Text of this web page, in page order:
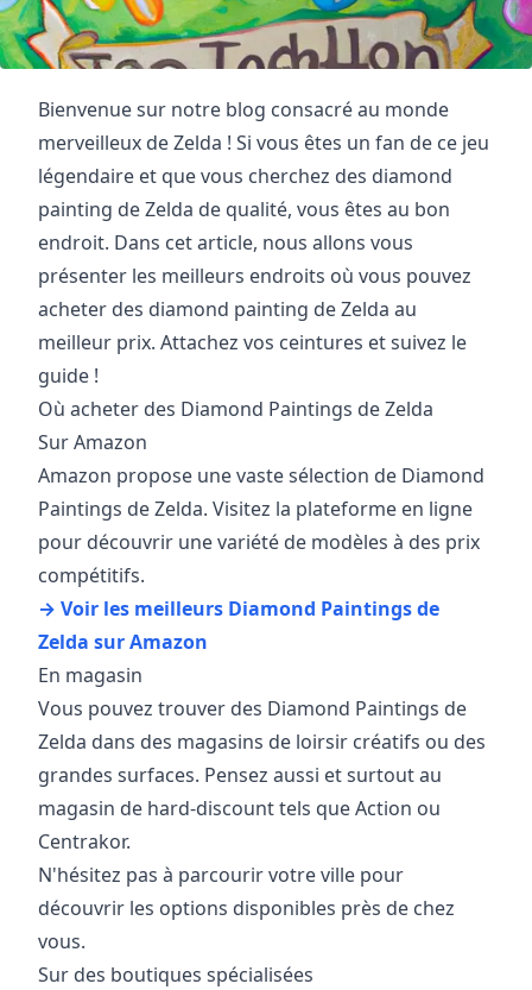
Bienvenue sur notre blog consacré au monde
merveilleux de Zelda ! Si vous êtes un fan de ce jeu
légendaire et que vous cherchez des diamond
painting de Zelda de qualité, vous êtes au bon
endroit. Dans cet article, nous allons vous
présenter les meilleurs endroits où vous pouvez
acheter des diamond painting de Zelda au
meilleur prix. Attachez vos ceintures et suivez le
guide !
Où acheter des Diamond Paintings de Zelda
Sur Amazon
Amazon propose une vaste sélection de Diamond
Paintings de Zelda. Visitez la plateforme en ligne
pour découvrir une variété de modèles à des prix
compétitifs.
→ Voir les meilleurs Diamond Paintings de
Zelda sur Amazon
En magasin
Vous pouvez trouver des Diamond Paintings de
Zelda dans des magasins de loirsir créatifs ou des
grandes surfaces. Pensez aussi et surtout au
magasin de hard-discount tels que Action ou
Centrakor.
N'hésitez pas à parcourir votre ville pour
découvrir les options disponibles près de chez
vous.
Sur des boutiques spécialisées